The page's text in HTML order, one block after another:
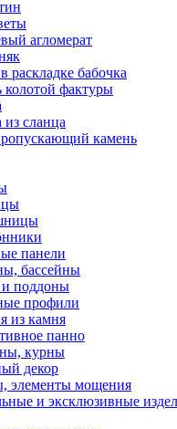
агломерат
раскладке бабочка
колотой фактуры
сланца
камень
панели
бассейны
поддоны
профили
из камня
панно
курны
декор
элементы мощения
и эксклюзивные